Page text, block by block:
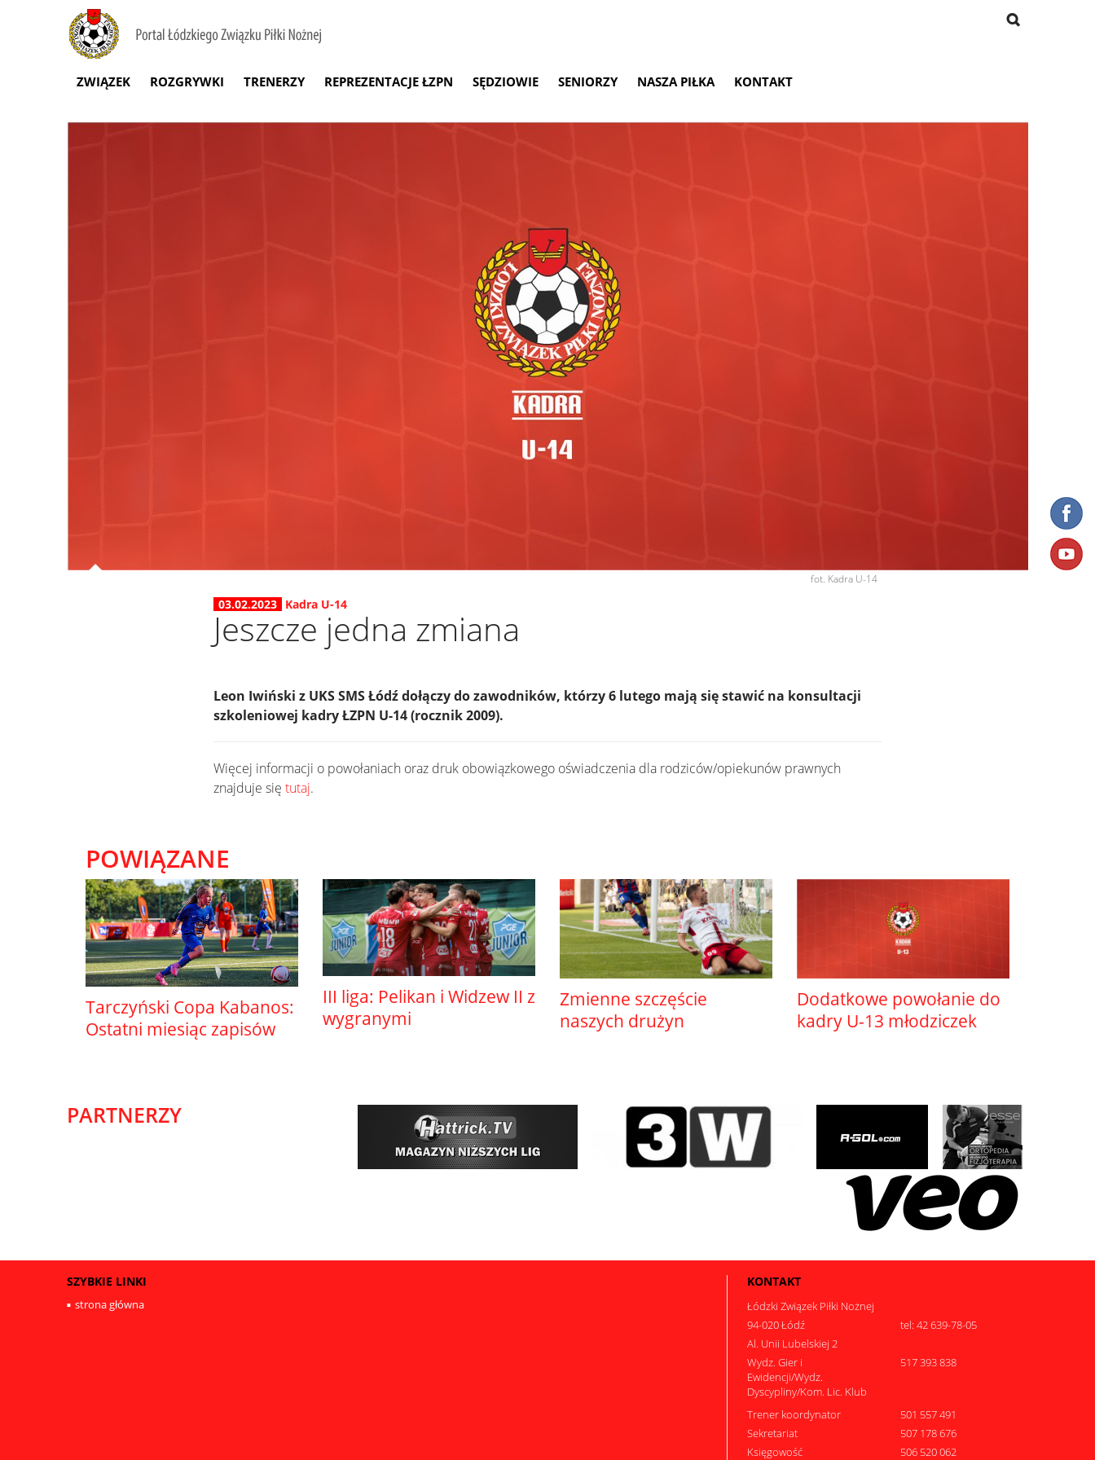
ZWIĄZEK ROZGRYWKI TRENERZY REPREZENTACJE ŁZPN SĘDZIOWIE SENIORZY NASZA PIŁKA KONTAKT
fot. Kadra U-14
03.02.2023 Kadra U-14
Jeszcze jedna zmiana
Leon Iwiński z UKS SMS Łódź dołączy do zawodników, którzy 6 lutego mają się stawić na konsultacji
szkoleniowej kadry ŁZPN U-14 (rocznik 2009).
Więcej informacji o powołaniach oraz druk obowiązkowego oświadczenia dla rodziców/opiekunów prawnych
znajduje się tutaj.
POWIĄZANE
Tarczyński Copa Kabanos:
Ostatni miesiąc zapisów
III liga: Pelikan i Widzew II z
wygranymi
Zmienne szczęście
naszych drużyn
Dodatkowe powołanie do
kadry U-13 młodziczek
PARTNERZY
SZYBKIE LINKI
strona główna
KONTAKT
Łódzki Związek Piłki Nożnej
94-020 Łódź
tel: 42 639-78-05
Al. Unii Lubelskiej 2
Wydz. Gier i
Ewidencji/Wydz.
Dyscypliny/Kom. Lic. Klub
517 393 838
Trener koordynator
501 557 491
Sekretariat
507 178 676
Księgowość
506 520 062